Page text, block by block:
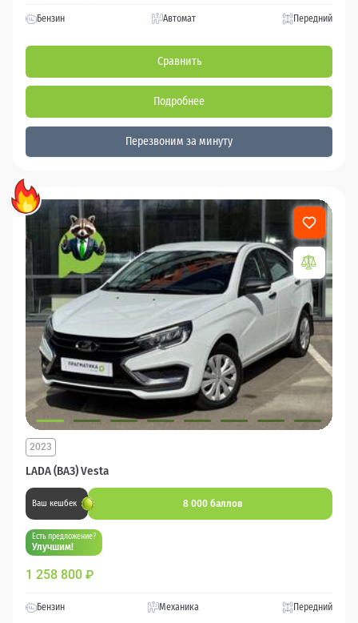
Бензин Автомат Передний
Сравнить
Подробнее
Перезвоним за минуту
LADA (ВАЗ) Vesta
2023
Ваш кешбек 8 000 баллов
Есть предложение?
Улучшим!
1 258 800 ₽
Бензин Механика Передний